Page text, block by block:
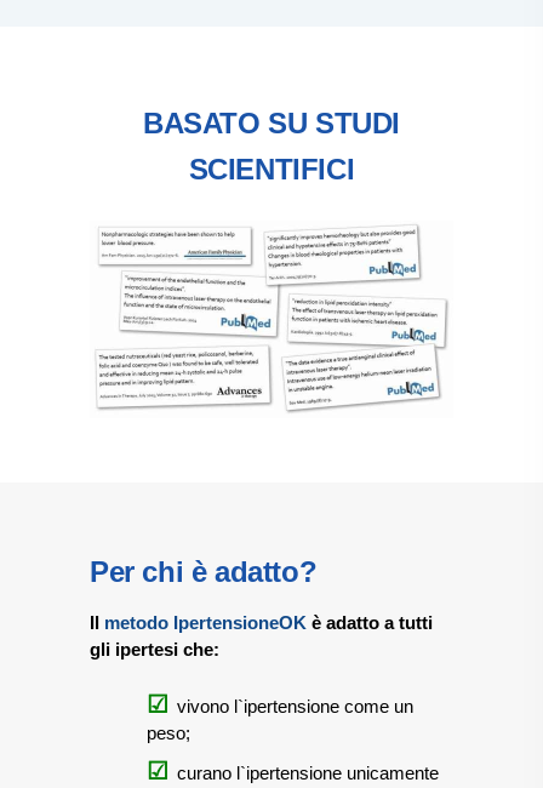
BASATO SU STUDI
SCIENTIFICI
Per chi è adatto?
Il metodo IpertensioneOK è adatto a tutti
gli ipertesi che:
vivono l`ipertensione come un
peso;
curano l`ipertensione unicamente